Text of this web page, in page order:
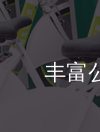
简体
ENG
繁體
SEARCH
丰富